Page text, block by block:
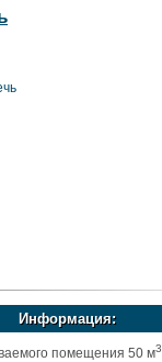
Информация:
помещения 50 м3